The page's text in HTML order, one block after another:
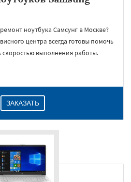
ноутбука Самсунг в Москве?
центра всегда готовы помочь
скоростью выполнения работы.
ЗАКАЗАТЬ